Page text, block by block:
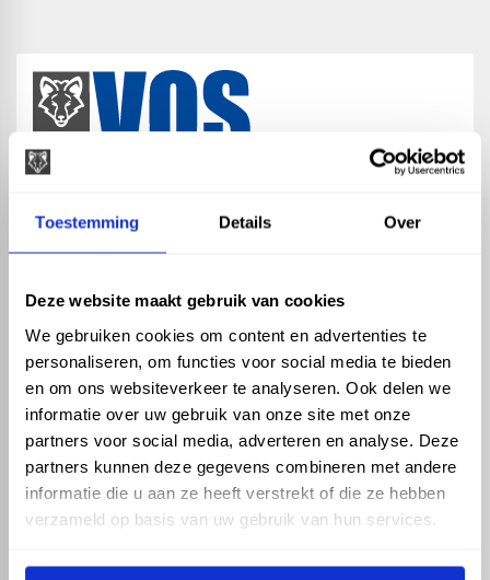
Toestemming Details Over
Deze website maakt gebruik van cookies
We gebruiken cookies om content en advertenties te
personaliseren, om functies voor social media te bieden
en om ons websiteverkeer te analyseren. Ook delen we
informatie over uw gebruik van onze site met onze
partners voor social media, adverteren en analyse. Deze
partners kunnen deze gegevens combineren met andere
informatie die u aan ze heeft verstrekt of die ze hebben
verzameld op basis van uw gebruik van hun services.
ASSORTIMENT
Hemelwaterafvoer
Drukleiding
Beregening
KENNIS EN HULP
Klantenservice
Kennisbank
phone_enabled +31 416 75 02 55
mail info@vosproducts.nl
check_circleDé bouwmarkt van Altena
check_circle Direct uit grote voorraad geleverd met eigen transport
check_circleLevering in NL en BE